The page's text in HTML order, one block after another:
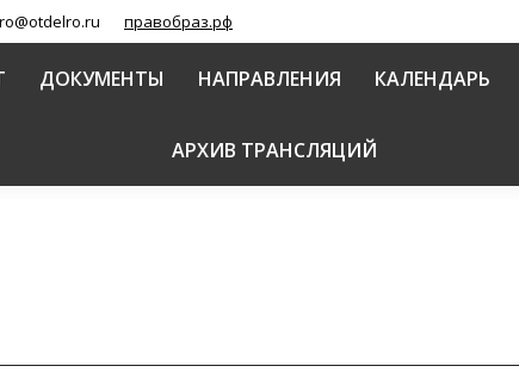
правобраз.рф
ДОКУМЕНТЫ НАПРАВЛЕНИЯ КАЛЕНДАРЬ
АРХИВ ТРАНСЛЯЦИЙ